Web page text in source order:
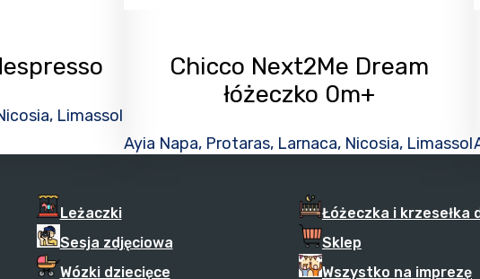
Limassol
Chicco Next2Me Dream
łóżeczko 0m+
Ayia Napa, Protaras, Larnaca, Nicosia, Limassol
Leżaczki Łóżeczka i krzesełka
Sesja zdjęciowa Sklep
Wózki dziecięce Wszystko na imprezę